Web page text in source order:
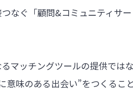
なぐ「顧問&コミュニティサ
マッチングツールの提供では
意味のある出会い”をつくるこ